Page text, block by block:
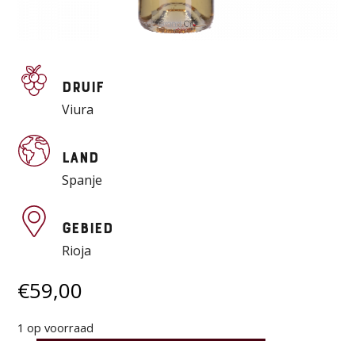
Druif
Viura
Land
Spanje
Gebied
Rioja
€59,00
1 op voorraad